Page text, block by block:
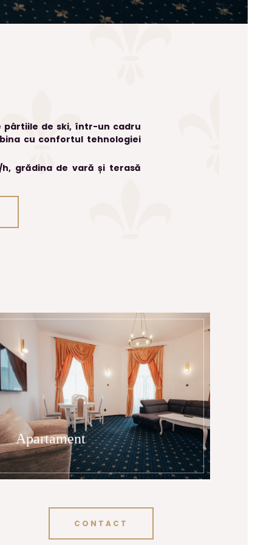
pârtiile de ski, într-un cadru
cu confortul tehnologiei
grădina de vară și terasă
Apartament
CONTACT